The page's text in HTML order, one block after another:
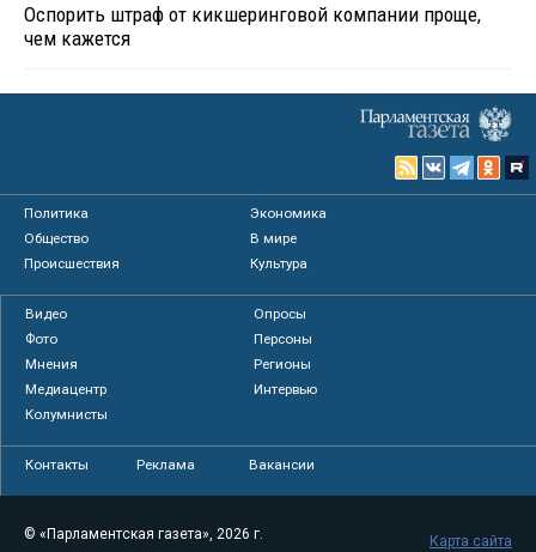
Оспорить штраф от кикшеринговой компании проще,
чем кажется
Политика
Экономика
Общество
В мире
Происшествия
Культура
Видео
Опросы
Фото
Персоны
Мнения
Регионы
Медиацентр
Интервью
Колумнисты
Контакты Реклама Вакансии
© «Парламентская газета», 2026 г.
Карта сайта